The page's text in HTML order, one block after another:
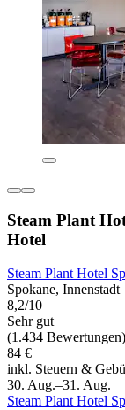
Steam Plant
Hotel
Steam Plant Hotel
Spokane, Innenstadt
8,2/10
Sehr gut
(1.434 Bewertungen)
84 €
inkl. Steuern &
30. Aug.–31. Aug.
Steam Plant Hotel